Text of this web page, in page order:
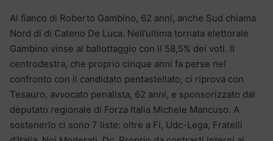
Al fianco di Roberto Gambino, 62 anni, anche Sud chiama
Nord di di Cateno De Luca. Nell’ultima tornata elettorale
Gambino vinse al ballottaggio con il 58,5% dei voti. Il
centrodestra, che proprio cinque anni fa perse nel
confronto con il candidato pentastellato, ci riprova con
Tesauro, avvocato penalista, 62 anni, e sponsorizzato dal
deputato regionale di Forza Italia Michele Mancuso. A
sostenerlo ci sono 7 liste: oltre a Fi, Udc-Lega, Fratelli